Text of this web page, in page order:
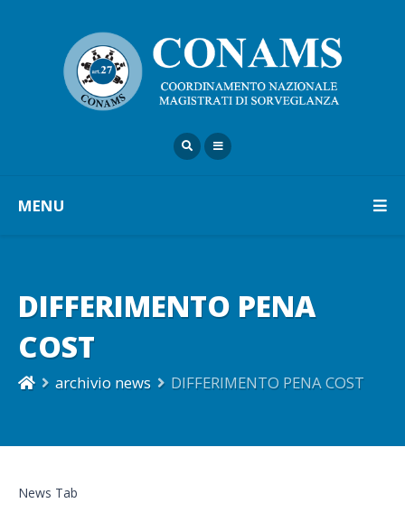
MENU
DIFFERIMENTO PENA
COST
archivio news DIFFERIMENTO PENA COST
News Tab